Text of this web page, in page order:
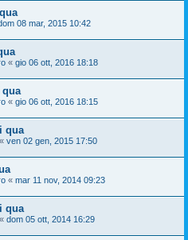
08 mar, 2015 10:42
« gio 06 ott, 2016 18:18
qua
« gio 06 ott, 2016 18:15
qua
« ven 02 gen, 2015 17:50
« mar 11 nov, 2014 09:23
qua
« dom 05 ott, 2014 16:29